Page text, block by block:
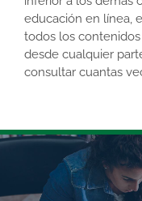
educación en línea,
todos los
desde cualquier
consultar cuantas